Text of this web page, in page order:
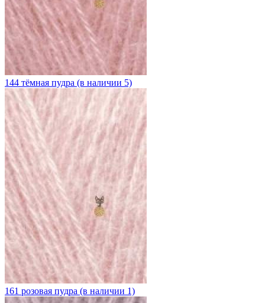
144 тёмная пудра (в наличии 5)
161 розовая пудра (в наличии 1)